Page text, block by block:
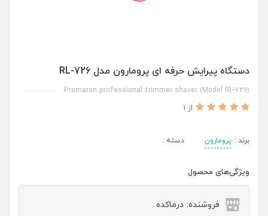
دستگاه پیرایش حرفه ای پرومارون مدل RL-726
Promaron professional trimmer shaver (Model Rl-726)
از 1
برند : پرومارون دسته :
ویژگی‌های محصول
فروشنده: درماکده